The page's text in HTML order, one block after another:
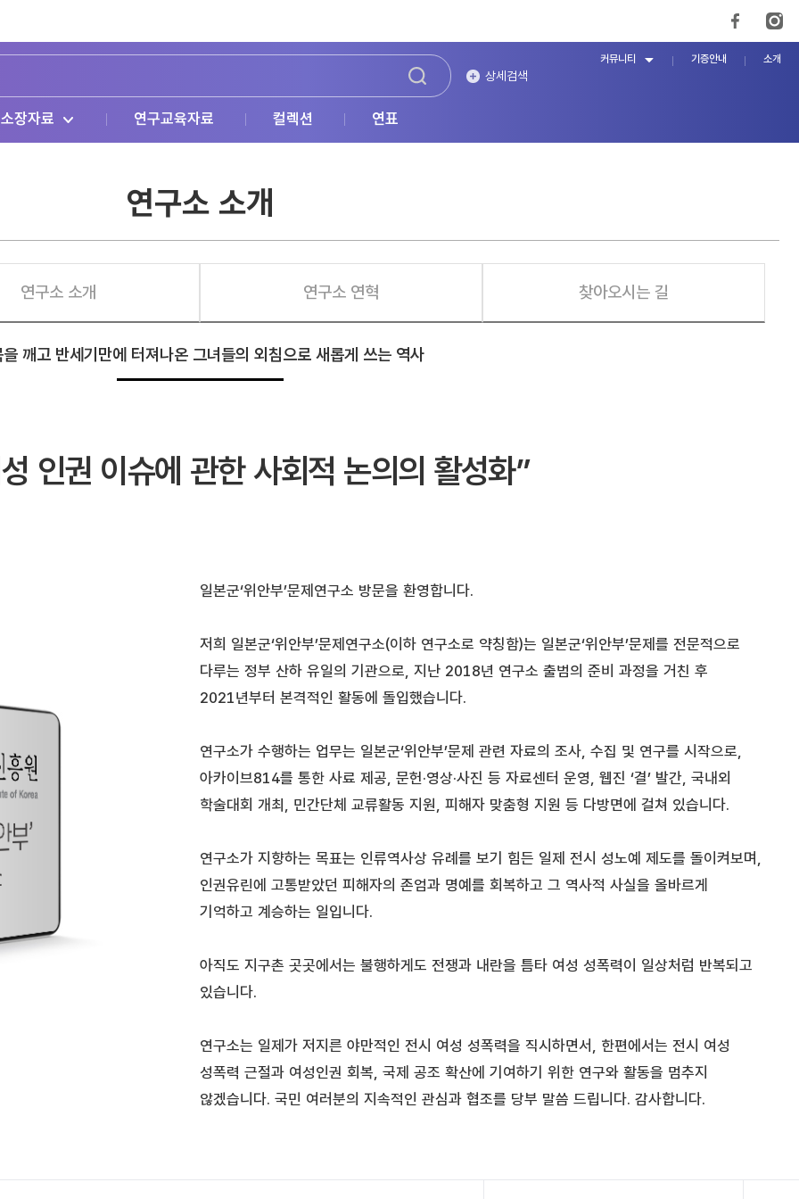
상세검색
소장자료 연구교육자료 컬렉션 연표
커뮤니티 기증안내 소개
연구소 소개
연구소 소개 연구소 연혁 찾아오시는 길
깨고 반세기만에 터져나온 그녀들의 외침으로 새롭게 쓰는 역사
인권 이슈에 관한 사회적 논의의 활성화”
일본군‘위안부’문제연구소 방문을 환영합니다.
저희 일본군‘위안부’문제연구소(이하 연구소로 약칭함)는 일본군‘위안부’문제를 전문적으로
다루는 정부 산하 유일의 기관으로, 지난 2018년 연구소 출범의 준비 과정을 거친 후
2021년부터 본격적인 활동에 돌입했습니다.
연구소가 수행하는 업무는 일본군‘위안부’문제 관련 자료의 조사, 수집 및 연구를 시작으로,
아카이브814를 통한 사료 제공, 문헌·영상·사진 등 자료센터 운영, 웹진 ‘결’ 발간, 국내외
학술대회 개최, 민간단체 교류활동 지원, 피해자 맞춤형 지원 등 다방면에 걸쳐 있습니다.
연구소가 지향하는 목표는 인류역사상 유례를 보기 힘든 일제 전시 성노예 제도를 돌이켜보며,
인권유린에 고통받았던 피해자의 존엄과 명예를 회복하고 그 역사적 사실을 올바르게
기억하고 계승하는 일입니다.
아직도 지구촌 곳곳에서는 불행하게도 전쟁과 내란을 틈타 여성 성폭력이 일상처럼 반복되고
있습니다.
연구소는 일제가 저지른 야만적인 전시 여성 성폭력을 직시하면서, 한편에서는 전시 여성
성폭력 근절과 여성인권 회복, 국제 공조 확산에 기여하기 위한 연구와 활동을 멈추지
않겠습니다. 국민 여러분의 지속적인 관심과 협조를 당부 말씀 드립니다. 감사합니다.